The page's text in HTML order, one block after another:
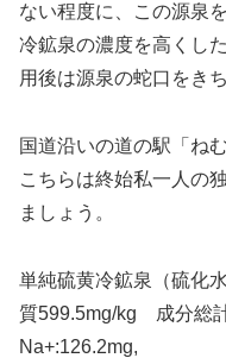
ない程度に、この源泉
冷鉱泉の濃度を高くし
用後は源泉の蛇口をき
国道沿いの道の駅「ね
こちらは終始私一人の
ましょう。
単純硫黄冷鉱泉（硫
質599.5mg/kg 成分総
Na+:126.2mg,